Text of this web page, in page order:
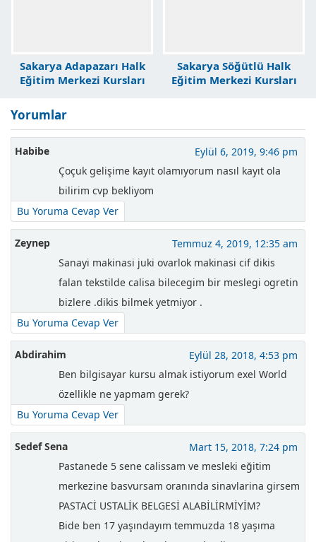
Sakarya Adapazarı Halk
Eğitim Merkezi Kursları
Sakarya Söğütlü Halk
Eğitim Merkezi Kursları
Yorumlar
Habibe
Eylül 6, 2019, 9:46 pm
Çoçuk gelişime kayıt olamıyorum nasıl kayıt ola
bilirim cvp bekliyom
Bu Yoruma Cevap Ver
Zeynep
Temmuz 4, 2019, 12:35 am
Sanayi makinasi juki ovarlok makinasi cif dikis
falan tekstilde calisa bilecegim bir meslegi ogretin
bizlere .dikis bilmek yetmiyor .
Bu Yoruma Cevap Ver
Abdirahim
Eylül 28, 2018, 4:53 pm
Ben bilgisayar kursu almak istiyorum exel World
özellikle ne yapmam gerek?
Bu Yoruma Cevap Ver
Sedef Sena
Mart 15, 2018, 7:24 pm
Pastanede 5 sene calissam ve mesleki eğitim
merkezine basvursam oranında sinavlarina girsem
PASTACİ USTALİK BELGESİ ALABİLİRMİYİM?
Bide ben 17 yaşındayım temmuzda 18 yaşıma